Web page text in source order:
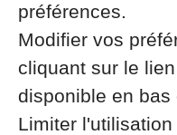
préférences.
Modifier vos
cliquant sur le
disponible en bas
Limiter